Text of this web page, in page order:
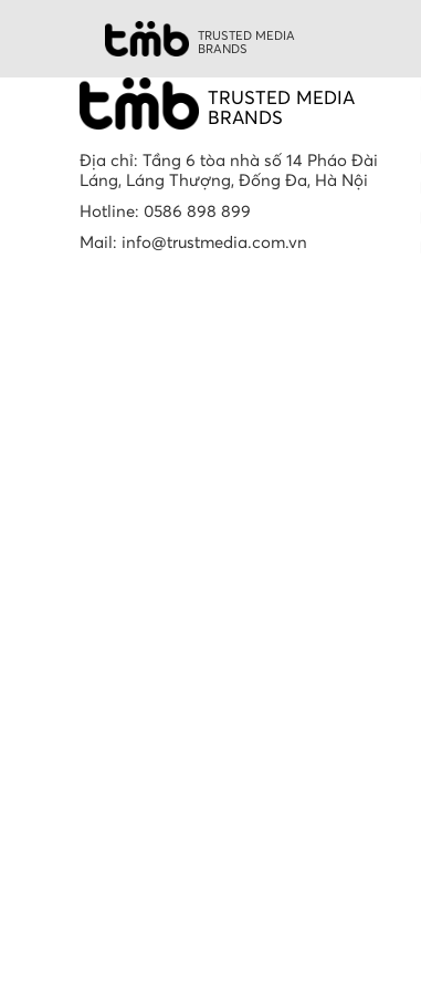
TRUSTED MEDIA
BRANDS
TRUSTED MEDIA
BRANDS
Địa chỉ: Tầng 6 tòa nhà số 14 Pháo Đài
Láng, Láng Thượng, Đống Đa, Hà Nội
Hotline: 0586 898 899
Mail: info@trustmedia.com.vn